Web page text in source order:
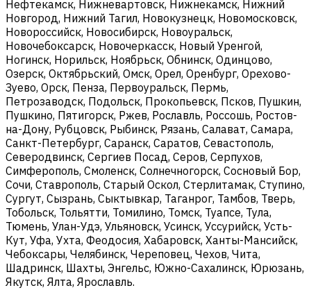
Нефтекамск, Нижневартовск, Нижнекамск, Нижний
Новгород, Нижний Тагил, Новокузнецк, Новомосковск,
Новороссийск, Новосибирск, Новоуральск,
Новочебоксарск, Новочеркасск, Новый Уренгой,
Ногинск, Норильск, Ноябрьск, Обнинск, Одинцово,
Озерск, Октябрьский, Омск, Орел, Оренбург, Орехово-
Зуево, Орск, Пенза, Первоуральск, Пермь,
Петрозаводск, Подольск, Прокопьевск, Псков, Пушкин,
Пушкино, Пятигорск, Ржев, Рославль, Россошь, Ростов-
на-Дону, Рубцовск, Рыбинск, Рязань, Салават, Самара,
Санкт-Петербург, Саранск, Саратов, Севастополь,
Северодвинск, Сергиев Посад, Серов, Серпухов,
Симферополь, Смоленск, Солнечногорск, Сосновый Бор,
Сочи, Ставрополь, Старый Оскол, Стерлитамак, Ступино,
Сургут, Сызрань, Сыктывкар, Таганрог, Тамбов, Тверь,
Тобольск, Тольятти, Томилино, Томск, Туапсе, Тула,
Тюмень, Улан-Удэ, Ульяновск, Усинск, Уссурийск, Усть-
Кут, Уфа, Ухта, Феодосия, Хабаровск, Ханты-Мансийск,
Чебоксары, Челябинск, Череповец, Чехов, Чита,
Шадринск, Шахты, Энгельс, Южно-Сахалинск, Юрюзань,
Якутск, Ялта, Ярославль.